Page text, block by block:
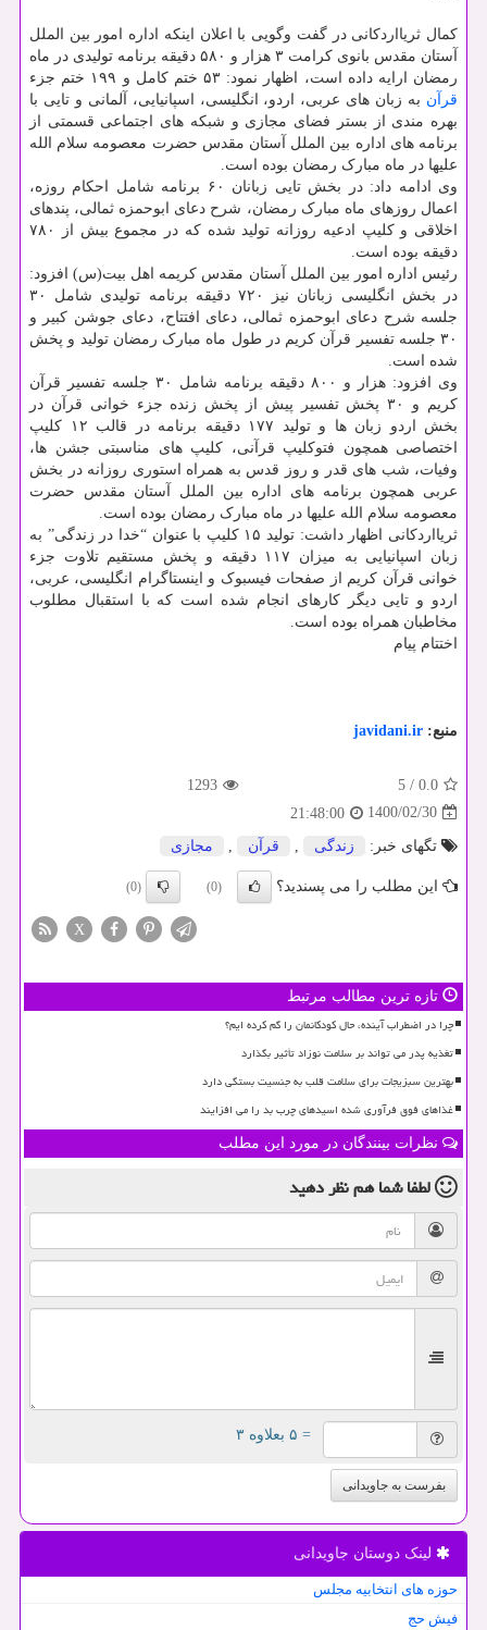
کمال ثریااردکانی در گفت وگویی با اعلان اینکه اداره امور بین الملل
آستان مقدس بانوی کرامت ۳ هزار و ۵۸۰ دقیقه برنامه تولیدی در ماه
رمضان ارایه داده است، اظهار نمود: ۵۳ ختم کامل و ۱۹۹ ختم جزء
قرآن به زبان های عربی، اردو، انگلیسی، اسپانیایی، آلمانی و تایی با
بهره مندی از بستر فضای مجازی و شبکه های اجتماعی قسمتی از
برنامه های اداره بین الملل آستان مقدس حضرت معصومه سلام الله
علیها در ماه مبارک رمضان بوده است.
وی ادامه داد: در بخش تایی زبانان ۶۰ برنامه شامل احکام روزه،
اعمال روزهای ماه مبارک رمضان، شرح دعای ابوحمزه ثمالی، پندهای
اخلاقی و کلیپ ادعیه روزانه تولید شده که در مجموع بیش از ۷۸۰
دقیقه بوده است.
رئیس اداره امور بین الملل آستان مقدس کریمه اهل بیت(س) افزود:
در بخش انگلیسی زبانان نیز ۷۲۰ دقیقه برنامه تولیدی شامل ۳۰
جلسه شرح دعای ابوحمزه ثمالی، دعای افتتاح، دعای جوشن کبیر و
۳۰ جلسه تفسیر قرآن کریم در طول ماه مبارک رمضان تولید و پخش
شده است.
وی افزود: هزار و ۸۰۰ دقیقه برنامه شامل ۳۰ جلسه تفسیر قرآن
کریم و ۳۰ پخش تفسیر پیش از پخش زنده جزء خوانی قرآن در
بخش اردو زبان ها و تولید ۱۷۷ دقیقه برنامه در قالب ۱۲ کلیپ
اختصاصی همچون فتوکلیپ قرآنی، کلیپ های مناسبتی جشن ها،
وفیات، شب های قدر و روز قدس به همراه استوری روزانه در بخش
عربی همچون برنامه های اداره بین الملل آستان مقدس حضرت
معصومه سلام الله علیها در ماه مبارک رمضان بوده است.
ثریااردکانی اظهار داشت: تولید ۱۵ کلیپ با عنوان “خدا در زندگی” به
زبان اسپانیایی به میزان ۱۱۷ دقیقه و پخش مستقیم تلاوت جزء
خوانی قرآن کریم از صفحات فیسبوک و اینستاگرام انگلیسی، عربی،
اردو و تایی دیگر کارهای انجام شده است که با استقبال مطلوب
مخاطبان همراه بوده است.
اختتام پیام
منبع: javidani.ir
0.0
/
5
1293
1400/02/30
21:48:00
تگهای خبر:
زندگی , قرآن , مجازی
این مطلب را می پسندید؟ (0)
(0)
X
تازه ترین مطالب مرتبط
چرا در اضطراب آینده، حال کودکانمان را گم کرده ایم؟
تغذیه پدر می تواند بر سلامت نوزاد تأثیر بگذارد
بهترین سبزیجات برای سلامت قلب به جنسیت بستگی دارد
غذاهای فوق فرآوری شده اسیدهای چرب بد را می افزایند
نظرات بینندگان در مورد این مطلب
لطفا شما همنظر دهید
= ۵ بعلاوه ۳
بفرست به جاویدانی
لینک دوستان جاویدانی
حوزه های انتخابیه مجلس
فیش حج